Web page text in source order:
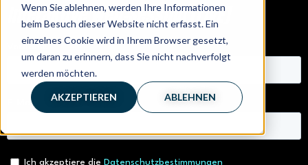
Wenn Sie ablehnen, werden Ihre Informationen
beim Besuch dieser Website nicht erfasst. Ein
einzelnes Cookie wird in Ihrem Browser gesetzt,
um daran zu erinnern, dass Sie nicht nachverfolgt
werden möchten.
AKZEPTIEREN ABLEHNEN
Interaktive Web-Session [LIVE]